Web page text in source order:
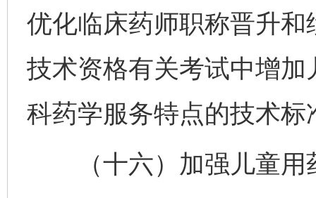
优化临床药师职称晋升
技术资格有关考试中增
科药学服务特点的技术标
（十六）加强儿童用